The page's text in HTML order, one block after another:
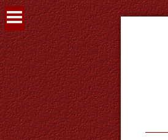
Voir
le
contenu